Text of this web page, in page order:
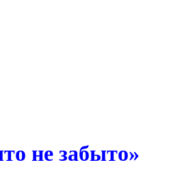
не забыто»